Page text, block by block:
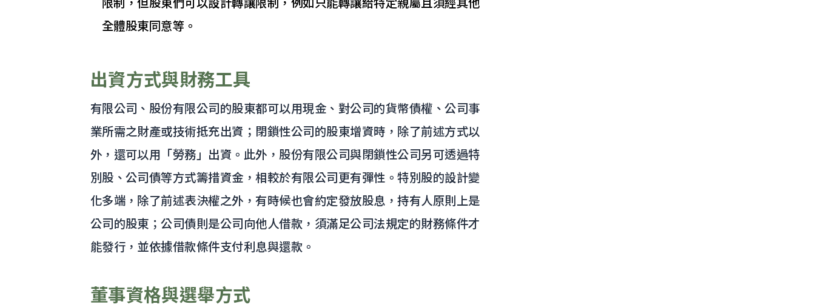
全體股東同意等。
出資方式與財務工具
有限公司、股份有限公司的股東都可以用現金、對公司的貨幣債權、公司事
業所需之財產或技術抵充出資；閉鎖性公司的股東增資時，除了前述方式以
外，還可以用「勞務」出資。此外，股份有限公司與閉鎖性公司另可透過特
別股、公司債等方式籌措資金，相較於有限公司更有彈性。特別股的設計變
化多端，除了前述表決權之外，有時候也會約定發放股息，持有人原則上是
公司的股東；公司債則是公司向他人借款，須滿足公司法規定的財務條件才
能發行，並依據借款條件支付利息與還款。
董事資格與選舉方式